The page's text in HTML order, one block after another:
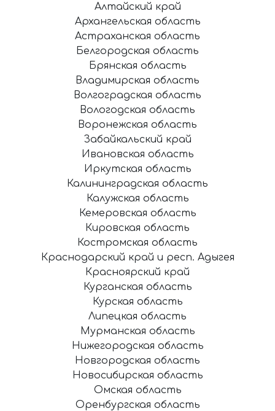
Алтайский край
Архангельская область
Астраханская область
Белгородская область
Брянская область
Владимирская область
Волгоградская область
Вологодская область
Воронежская область
Забайкальский край
Ивановская область
Иркутская область
Калининградская область
Калужская область
Кемеровская область
Кировская область
Костромская область
Краснодарский край и респ. Адыгея
Красноярский край
Курганская область
Курская область
Липецкая область
Мурманская область
Нижегородская область
Новгородская область
Новосибирская область
Омская область
Оренбургская область